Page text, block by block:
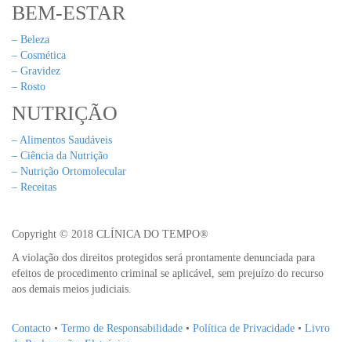
BEM-ESTAR
– Beleza
– Cosmética
– Gravidez
– Rosto
NUTRIÇÃO
– Alimentos Saudáveis
– Ciência da Nutrição
– Nutrição Ortomolecular
– Receitas
Copyright © 2018 CLÍNICA DO TEMPO®
A violação dos direitos protegidos será prontamente denunciada para
efeitos de procedimento criminal se aplicável, sem prejuízo do recurso
aos demais meios judiciais.
Contacto • Termo de Responsabilidade • Política de Privacidade • Livro